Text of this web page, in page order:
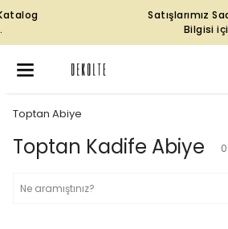
Satışlarımız Sadece
Bilgisi için Bizimle
Toptan Abiye
Toptan Kadife Abiye 0